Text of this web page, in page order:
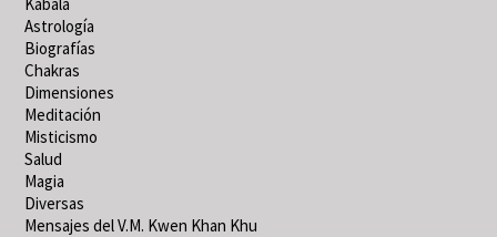
Astrología
Biografías
Chakras
Dimensiones
Meditación
Misticismo
Salud
Magia
Diversas
Mensajes del V.M. Kwen Khan Khu